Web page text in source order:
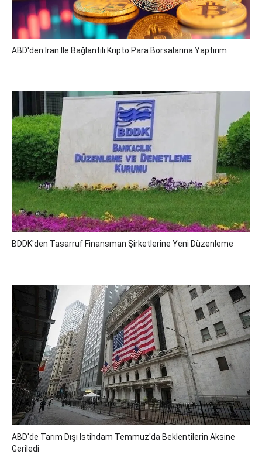
ABD'den İran Ile Bağlantılı Kripto Para Borsalarına Yaptırım
BDDK'den Tasarruf Finansman Şirketlerine Yeni Düzenleme
ABD'de Tarım Dışı Istihdam Temmuz'da Beklentilerin Aksine
Geriledi